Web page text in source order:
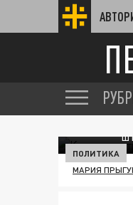
ПОЛИТИКА
МАРИЯ